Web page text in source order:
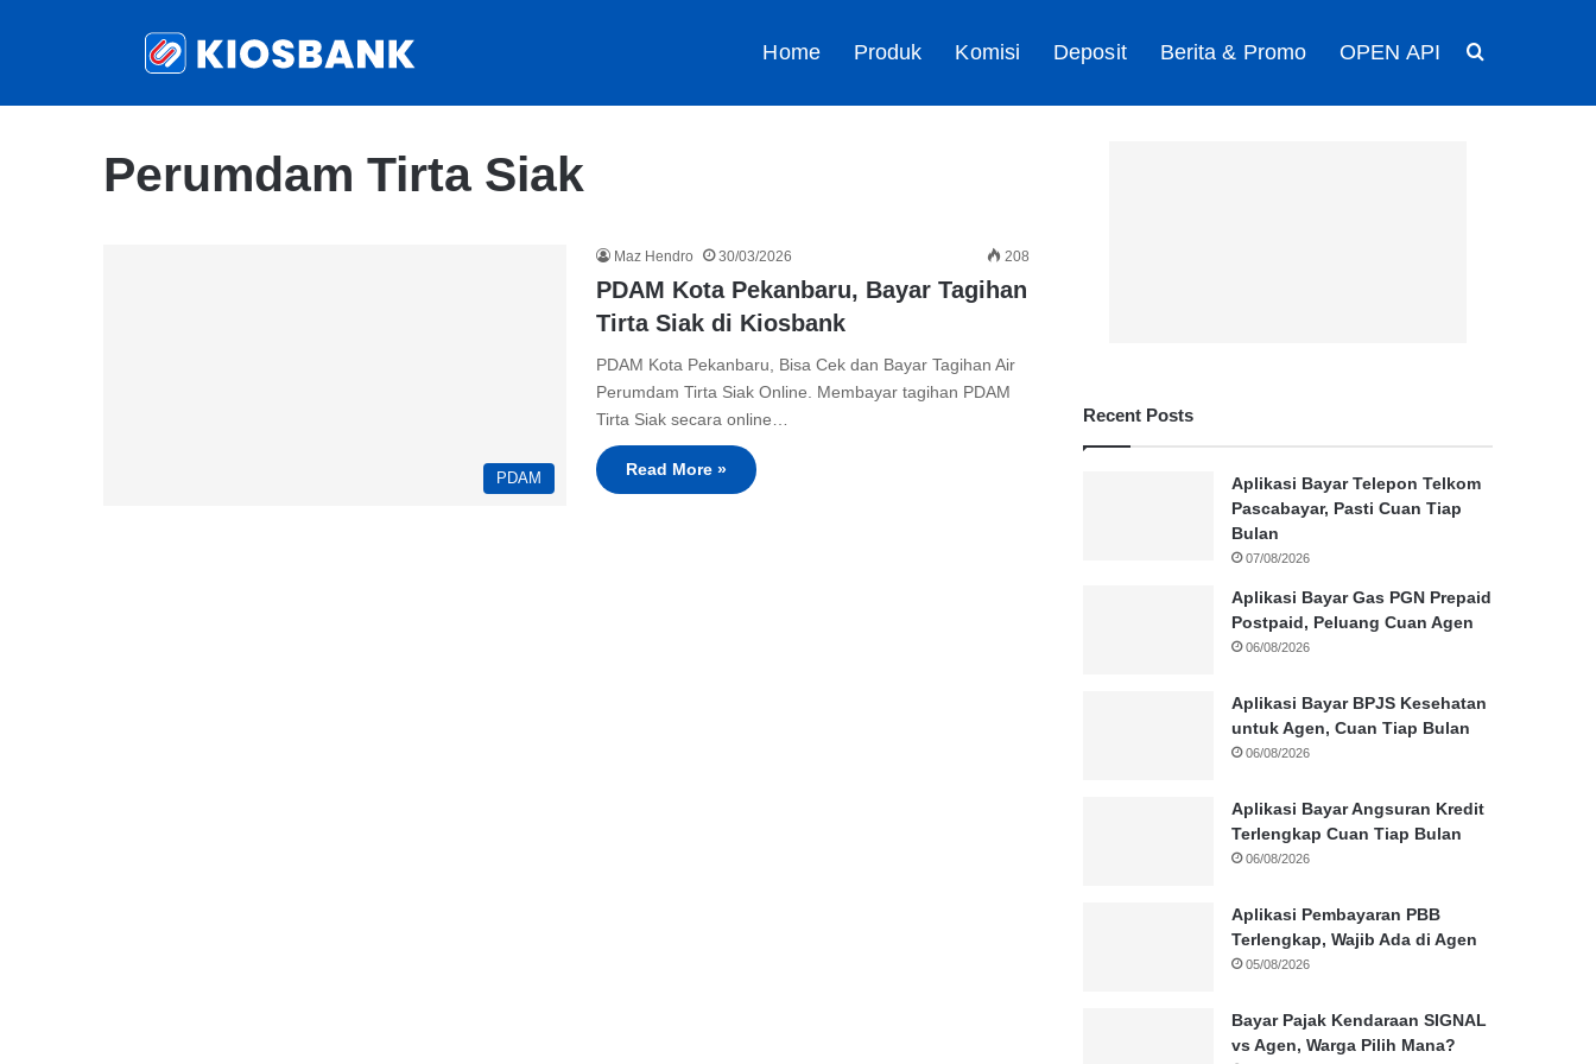
Home Produk Komisi Deposit Berita & Promo OPEN API
Perumdam Tirta Siak
PDAM
Maz Hendro 30/03/2026 208
PDAM Kota Pekanbaru, Bayar Tagihan
Tirta Siak di Kiosbank
PDAM Kota Pekanbaru, Bisa Cek dan Bayar Tagihan Air
Perumdam Tirta Siak Online. Membayar tagihan PDAM
Tirta Siak secara online…
Read More »
Recent Posts
Aplikasi Bayar Telepon Telkom
Pascabayar, Pasti Cuan Tiap
Bulan
07/08/2026
Aplikasi Bayar Gas PGN Prepaid
Postpaid, Peluang Cuan Agen
06/08/2026
Aplikasi Bayar BPJS Kesehatan
untuk Agen, Cuan Tiap Bulan
06/08/2026
Aplikasi Bayar Angsuran Kredit
Terlengkap Cuan Tiap Bulan
06/08/2026
Aplikasi Pembayaran PBB
Terlengkap, Wajib Ada di Agen
05/08/2026
Bayar Pajak Kendaraan SIGNAL
vs Agen, Warga Pilih Mana?